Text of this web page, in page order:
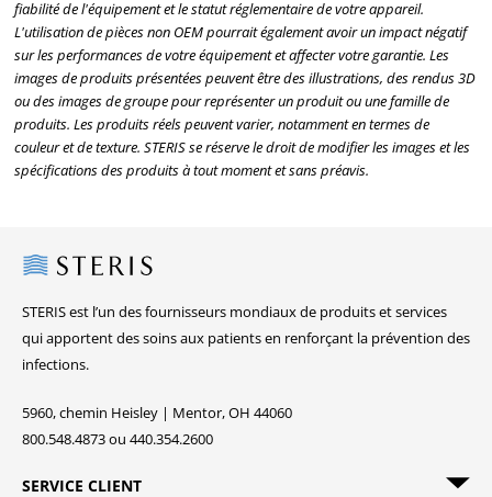
fiabilité de l'équipement et le statut réglementaire de votre appareil.
L'utilisation de pièces non OEM pourrait également avoir un impact négatif
sur les performances de votre équipement et affecter votre garantie. Les
images de produits présentées peuvent être des illustrations, des rendus 3D
ou des images de groupe pour représenter un produit ou une famille de
produits. Les produits réels peuvent varier, notamment en termes de
couleur et de texture. STERIS se réserve le droit de modifier les images et les
spécifications des produits à tout moment et sans préavis.
Steris
STERIS est l’un des fournisseurs mondiaux de produits et services
qui apportent des soins aux patients en renforçant la prévention des
infections.
5960, chemin Heisley | Mentor, OH 44060
800.548.4873 ou 440.354.2600
SERVICE CLIENT